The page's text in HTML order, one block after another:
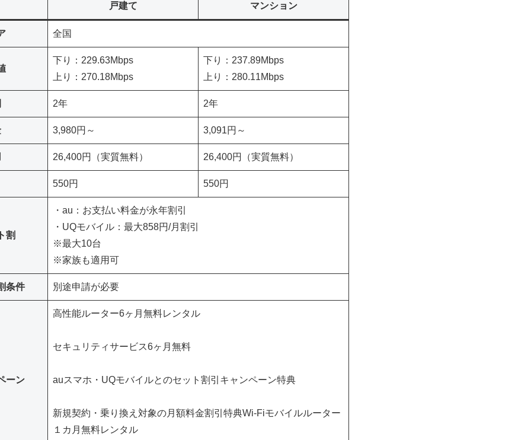
戸建て マンション
全国
下り：229.63Mbps
上り：270.18Mbps
下り：237.89Mbps
上り：280.11Mbps
2年 2年
3,980円～ 3,091円～
26,400円（実質無料） 26,400円（実質無料）
550円 550円
割
・au：お支払い料金が永年割引
・UQモバイル：最大858円/月割引
※最大10台
※家族も適用可
条件 別途申請が必要
ーン
高性能ルーター6ヶ月無料レンタル
セキュリティサービス6ヶ月無料
auスマホ・UQモバイルとのセット割引キャンペーン特典
新規契約・乗り換え対象の月額料金割引特典Wi-Fiモバイルルーター
１カ月無料レンタル